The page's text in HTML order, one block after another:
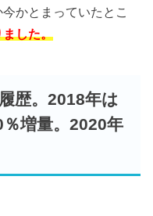
かとまっていたとこ
した。
歴。2018年は
増量。2020年